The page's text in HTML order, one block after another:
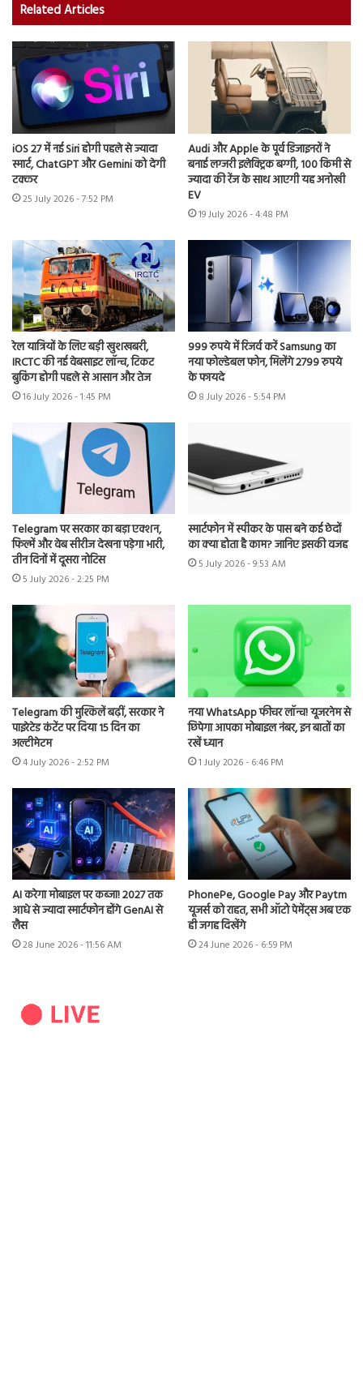
Related Articles
iOS 27 में नई Siri होगी पहले से ज्यादा
स्मार्ट, ChatGPT और Gemini को देगी
टक्कर
25 July 2026 - 7:52 PM
Audi और Apple के पूर्व डिजाइनरों ने
बनाई लग्जरी इलेक्ट्रिक बग्गी, 100 किमी से
ज्यादा की रेंज के साथ आएगी यह अनोखी
EV
19 July 2026 - 4:48 PM
रेल यात्रियों के लिए बड़ी खुशखबरी,
IRCTC की नई वेबसाइट लॉन्च, टिकट
बुकिंग होगी पहले से आसान और तेज
16 July 2026 - 1:45 PM
999 रुपये में रिजर्व करें Samsung का
नया फोल्डेबल फोन, मिलेंगे 2799 रुपये
के फायदे
8 July 2026 - 5:54 PM
Telegram पर सरकार का बड़ा एक्शन,
फिल्में और वेब सीरीज देखना पड़ेगा भारी,
तीन दिनों में दूसरा नोटिस
5 July 2026 - 2:25 PM
स्मार्टफोन में स्पीकर के पास बने कई छेदों
का क्या होता है काम? जानिए इसकी वजह
5 July 2026 - 9:53 AM
Telegram की मुश्किलें बढ़ीं, सरकार ने
पाइरेटेड कंटेंट पर दिया 15 दिन का
अल्टीमेटम
4 July 2026 - 2:52 PM
नया WhatsApp फीचर लॉन्च! यूजरनेम से
छिपेगा आपका मोबाइल नंबर, इन बातों का
रखें ध्यान
1 July 2026 - 6:46 PM
AI करेगा मोबाइल पर कब्जा! 2027 तक
आधे से ज्यादा स्मार्टफोन होंगे GenAI से
लैस
28 June 2026 - 11:56 AM
PhonePe, Google Pay और Paytm
यूजर्स को राहत, सभी ऑटो पेमेंट्स अब एक
ही जगह दिखेंगे
24 June 2026 - 6:59 PM